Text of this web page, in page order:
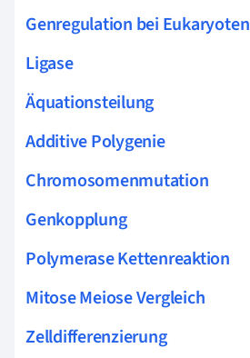
Genregulation bei Eukaryoten
Ligase
Äquationsteilung
Additive Polygenie
Chromosomenmutation
Genkopplung
Polymerase Kettenreaktion
Mitose Meiose Vergleich
Zelldifferenzierung